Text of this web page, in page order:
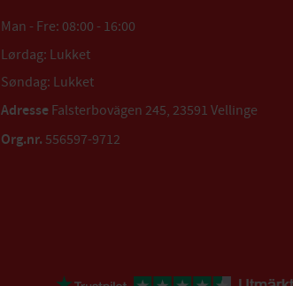
Man - Fre: 08:00 - 16:00
Lørdag: Lukket
Søndag: Lukket
AdresseFalsterbovägen 245, 23591 Vellinge
Org.nr. 556597-9712